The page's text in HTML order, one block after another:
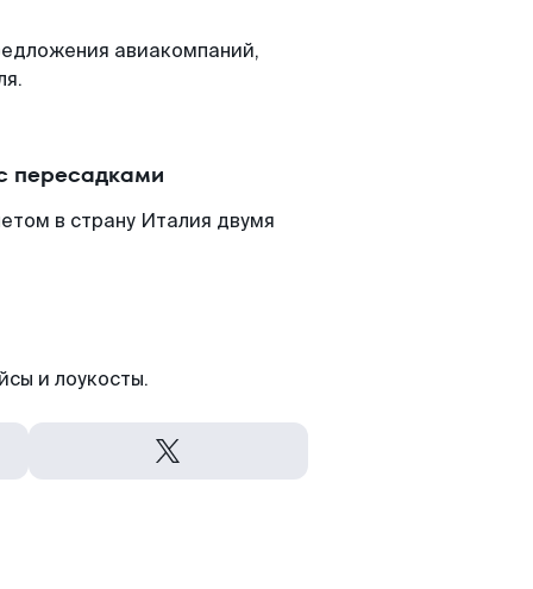
авиакомпаний,
пересадками
в страну Италия двумя
и лоукосты.